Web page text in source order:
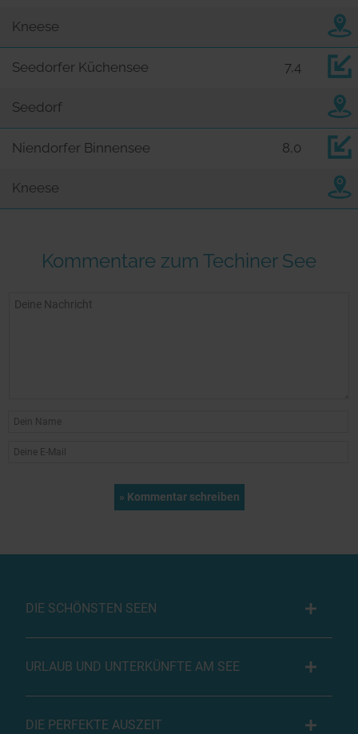
Kneese
Seedorfer Küchensee 7,4
Seedorf
Niendorfer Binnensee 8,0
Kneese
Kommentare zum Techiner See
DIE SCHÖNSTEN SEEN
URLAUB UND UNTERKÜNFTE AM SEE
DIE PERFEKTE AUSZEIT